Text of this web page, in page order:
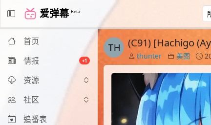
爱弹幕 Beta
首页
情报
+1
资源
社区
追番表
(C91) [Hachigo
thunter 美图